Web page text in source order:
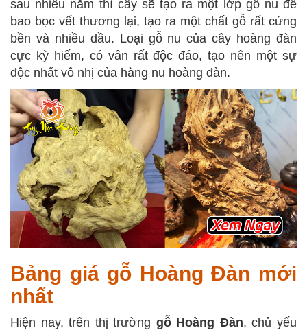
sau nhiều năm thì cây sẽ tạo ra một lớp gỗ nu để
bao bọc vết thương lại, tạo ra một chất gỗ rất cứng
bền và nhiều dầu. Loại gỗ nu của cây hoàng đàn
cực kỳ hiếm, có vân rất độc đáo, tạo nên một sự
độc nhất vô nhị của hàng nu hoàng đàn.
Bảng giá gỗ Hoàng Đàn mới
nhất
Hiện nay, trên thị trường gỗ Hoàng Đàn, chủ yếu